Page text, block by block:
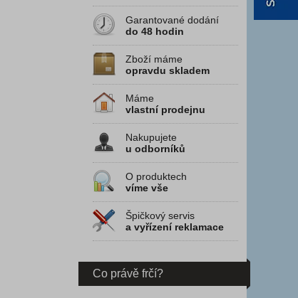
Garantované dodání
do 48 hodin
Zboží máme
opravdu skladem
Máme
vlastní prodejnu
Nakupujete
u odborníků
O produktech
víme vše
Špičkový servis
a vyřízení reklamace
Co právě frčí?